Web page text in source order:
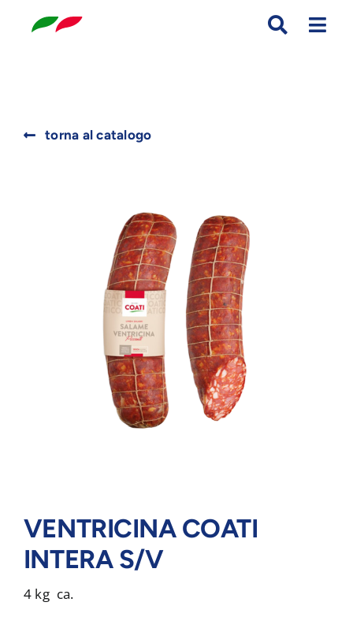
torna al catalogo
VENTRICINA COATI
INTERA S/V
4 kg ca.
for: